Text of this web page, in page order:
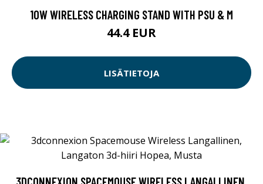
10W WIRELESS CHARGING STAND WITH PSU & M
44.4 EUR
LISÄTIETOJA